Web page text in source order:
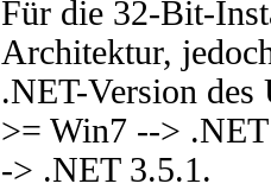
Für die 32-Bit-
Architektur,
.NET-Version
>= Win7 -->
-> .NET 3.5.1.